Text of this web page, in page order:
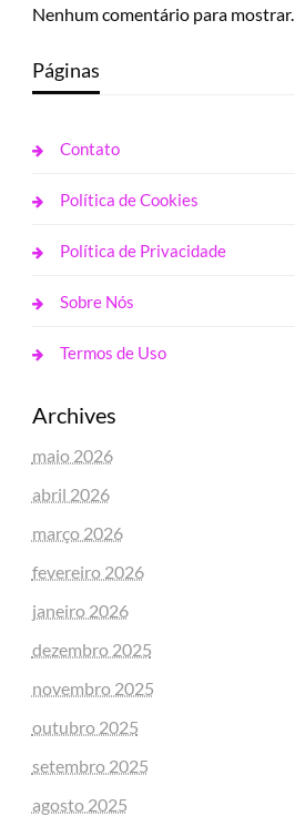
Nenhum comentário para mostrar.
Páginas
Contato
Política de Cookies
Política de Privacidade
Sobre Nós
Termos de Uso
Archives
maio 2026
abril 2026
março 2026
fevereiro 2026
janeiro 2026
dezembro 2025
novembro 2025
outubro 2025
setembro 2025
agosto 2025